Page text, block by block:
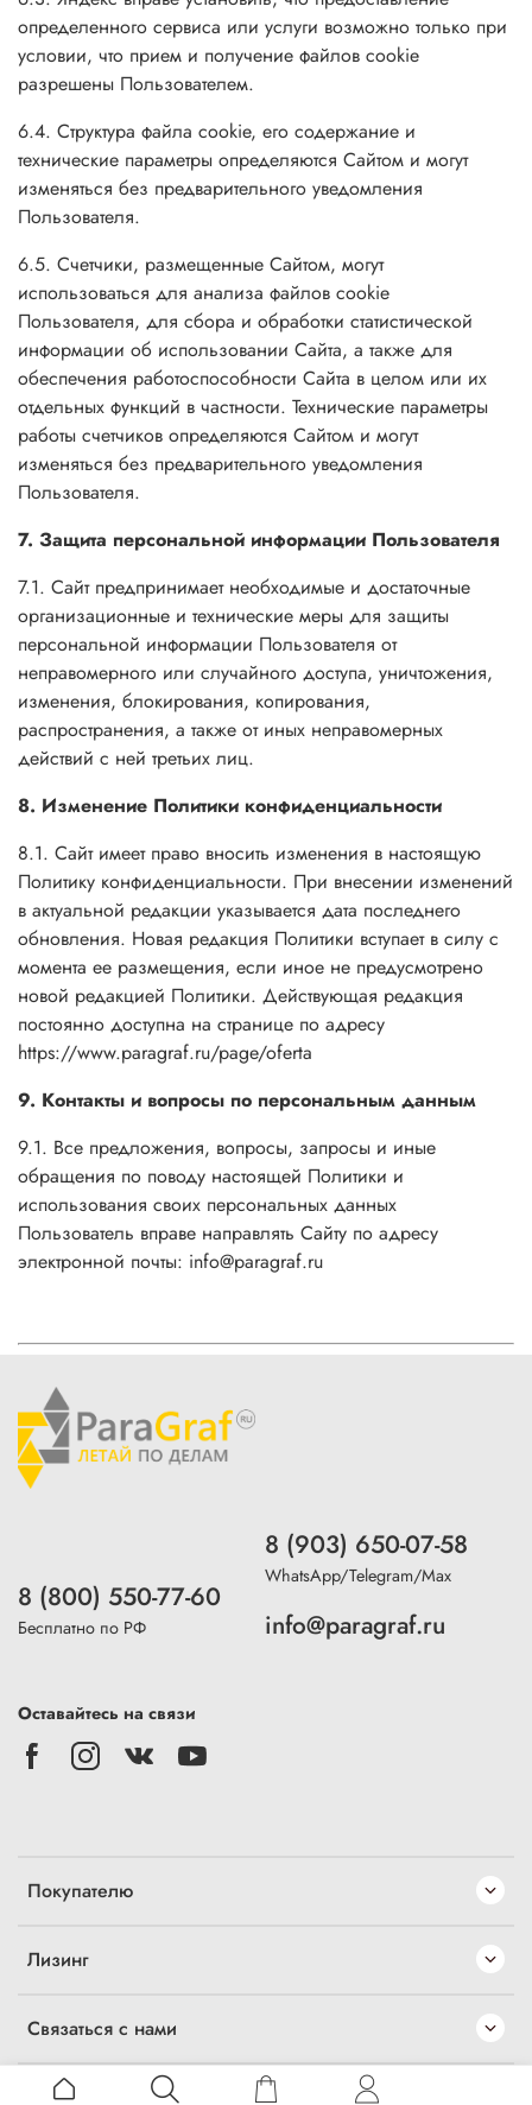
определенного сервиса или услуги возможно только при
условии, что прием и получение файлов cookie
разрешены Пользователем.
6.4. Структура файла cookie, его содержание и
технические параметры определяются Сайтом и могут
изменяться без предварительного уведомления
Пользователя.
6.5. Счетчики, размещенные Сайтом, могут
использоваться для анализа файлов cookie
Пользователя, для сбора и обработки статистической
информации об использовании Сайта, а также для
обеспечения работоспособности Сайта в целом или их
отдельных функций в частности. Технические параметры
работы счетчиков определяются Сайтом и могут
изменяться без предварительного уведомления
Пользователя.
7. Защита персональной информации Пользователя
7.1. Сайт предпринимает необходимые и достаточные
организационные и технические меры для защиты
персональной информации Пользователя от
неправомерного или случайного доступа, уничтожения,
изменения, блокирования, копирования,
распространения, а также от иных неправомерных
действий с ней третьих лиц.
8. Изменение Политики конфиденциальности
8.1. Сайт имеет право вносить изменения в настоящую
Политику конфиденциальности. При внесении изменений
в актуальной редакции указывается дата последнего
обновления. Новая редакция Политики вступает в силу с
момента ее размещения, если иное не предусмотрено
новой редакцией Политики. Действующая редакция
постоянно доступна на странице по адресу
https://www.paragraf.ru/page/oferta
9. Контакты и вопросы по персональным данным
9.1. Все предложения, вопросы, запросы и иные
обращения по поводу настоящей Политики и
использования своих персональных данных
Пользователь вправе направлять Сайту по адресу
электронной почты: info@paragraf.ru
Покупателю
Лизинг
Связаться с нами
8 (800) 550-77-60
Бесплатно по РФ
8 (903) 650-07-58
WhatsApp/Telegram/Max
info@paragraf.ru
Оставайтесь на связи